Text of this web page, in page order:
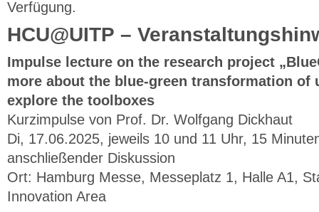
Verfügung.
HCU@UITP –
Impulse lecture on the research project
more about the blue-green transformation of
explore the toolboxes
Kurzimpulse von Prof. Dr. Wolfgang Dickhaut
Di, 17.06.2025, jeweils 10 und 11 Uhr, 15
anschließender Diskussion
Ort: Hamburg Messe, Messeplatz 1, Halle A1,
Innovation Area